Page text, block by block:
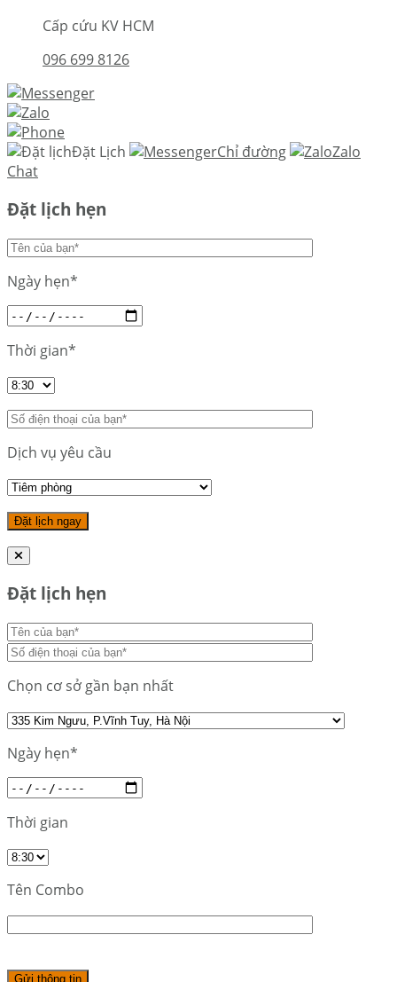
Cấp cứu KV HCM
096 699 8126
Đặt Lịch Chỉ đường
Zalo
Chat
Đặt lịch hẹn
Ngày hẹn*
Thời gian*
Dịch vụ yêu cầu
Đặt lịch hẹn
Chọn cơ sở gần bạn nhất
Ngày hẹn*
Thời gian
Tên Combo